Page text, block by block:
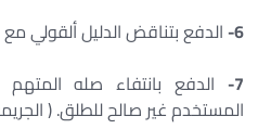
6- الدفع بتناقض الدليل ألقولي مع
7-
الدفع بانتفاء صله
المستخدم غير صالح للطلق. (